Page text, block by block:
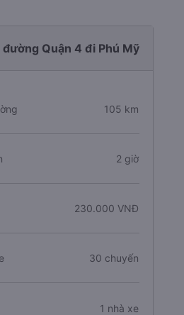
Quận 4 đi Phú Mỹ
105 km
2 giờ
230.000 VNĐ
30 chuyến
1 nhà xe